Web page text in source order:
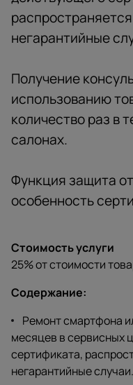
негарантийные
Получение
использованию
количество раз в
салонах.
Функция защита
особенность
Стоимость услуги
25% от стоимости
Содержание:
Ремонт смартфона
месяцев в сервисных
сертификата,
негарантийные случаи.